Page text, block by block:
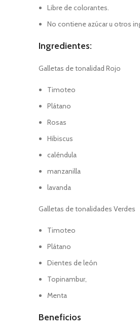
Libre de colorantes.
No contiene azúcar u otros
Ingredientes:
Galletas de tonalidad Rojo
Timoteo
Plátano
Rosas
Hibiscus
caléndula
manzanilla
lavanda
Galletas de tonalidades Verdes
Timoteo
Plátano
Dientes de león
Topinambur,
Menta
Beneficios